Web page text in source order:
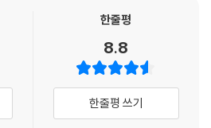
서는 현대 경제학을 논할 수 없다!
름을 저해할 뿐이다. 정부의 시장 개입을
활성화를 주장했던 밀턴 프리드먼의 사상
주의와 자유』.
즈학파의 경제이론이 주도적이었으나 결
한줄평
8.8
한줄평 쓰기